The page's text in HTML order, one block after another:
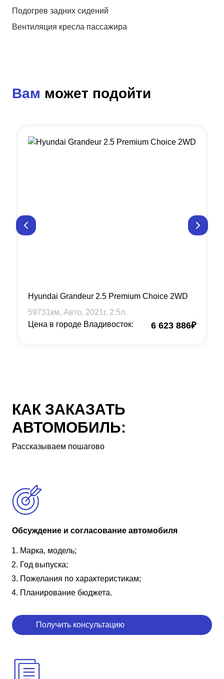
Подогрев задних сидений
Вентиляция кресла пассажира
Вам может подойти
Hyundai Grandeur 2.5 Premium Choice 2WD
59731 км, Авто, 2021 г, 2.5л.
Цена в городе Владивосток:
6 623 886₽
КАК ЗАКАЗАТЬ
АВТОМОБИЛЬ:
Рассказываем пошагово
Обсуждение и согласование автомобиля
Марка, модель;
Год выпуска;
Пожелания по характеристикам;
Планирование бюджета.
Получить консультацию